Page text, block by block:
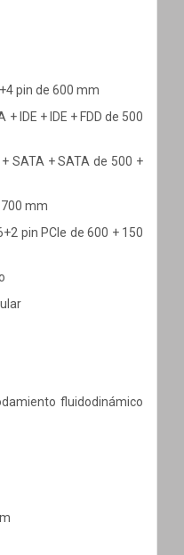
pin de 600 mm
+ IDE + IDE + FDD de 500
SATA + SATA de 500 +
700 mm
pin PCIe de 600 + 150
fluidodinámico